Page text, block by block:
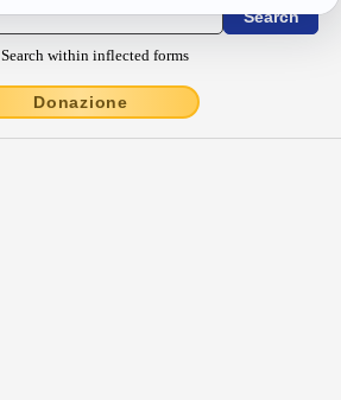
Search within inflected forms
Donazione